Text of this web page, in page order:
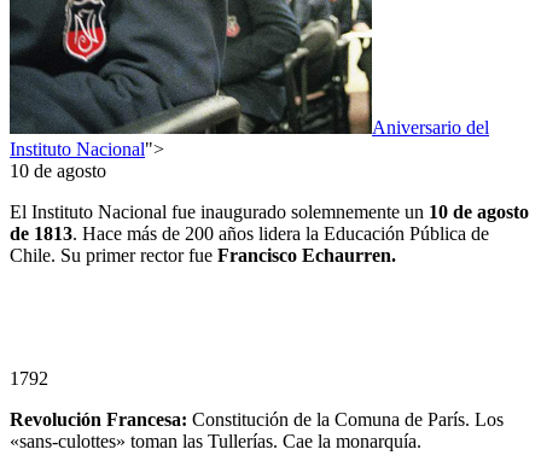
Aniversario del
Instituto Nacional">
10 de agosto
El Instituto Nacional fue inaugurado solemnemente un 10 de agosto
de 1813. Hace más de 200 años lidera la Educación Pública de
Chile. Su primer rector fue Francisco Echaurren.
1792
Revolución Francesa: Constitución de la Comuna de París. Los
«sans-culottes» toman las Tullerías. Cae la monarquía.